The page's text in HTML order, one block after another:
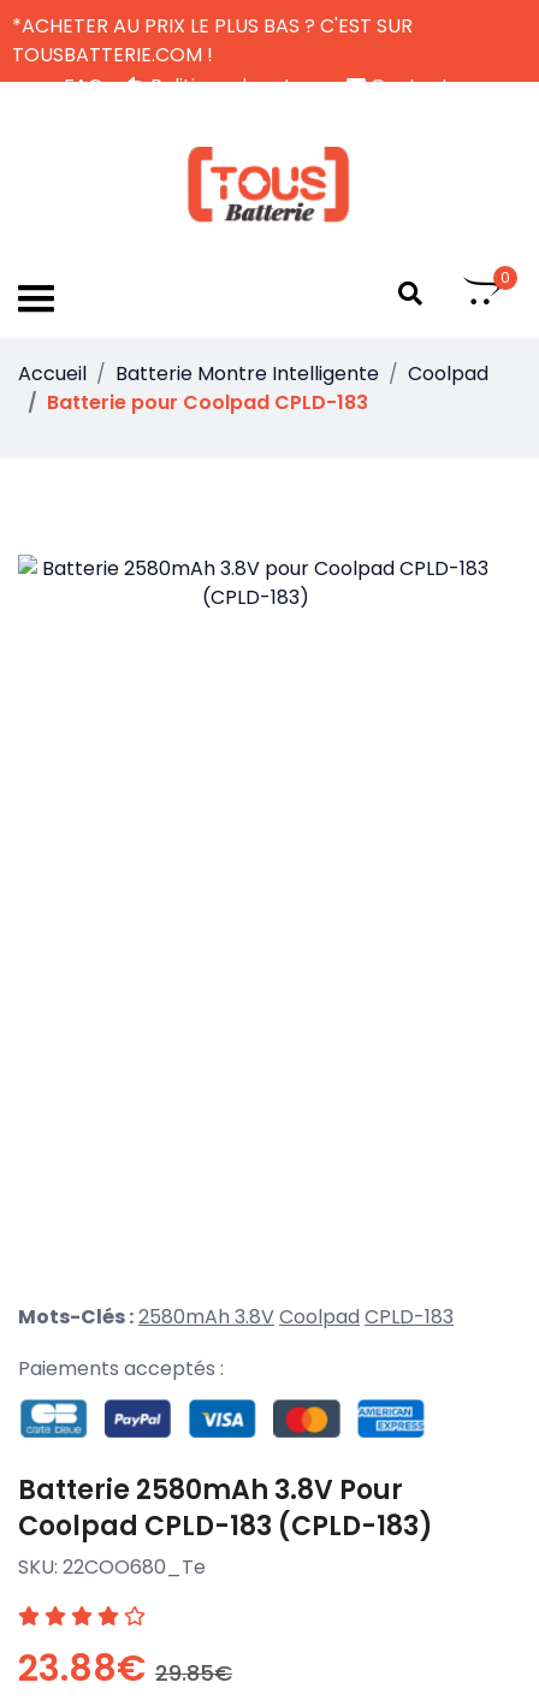
*ACHETER AU PRIX LE PLUS BAS ? C'EST SUR
TOUSBATTERIE.COM !
FAQ
Politique de retour
Contactez-nous
0
Accueil Batterie Montre Intelligente
Coolpad
Batterie pour Coolpad CPLD-183
Mots-Clés :2580mAh 3.8VCoolpad CPLD-183
Paiements acceptés :
Batterie 2580mAh 3.8V Pour
Coolpad CPLD-183 (CPLD-183)
SKU: 22COO680_Te
23.88€ 29.85€